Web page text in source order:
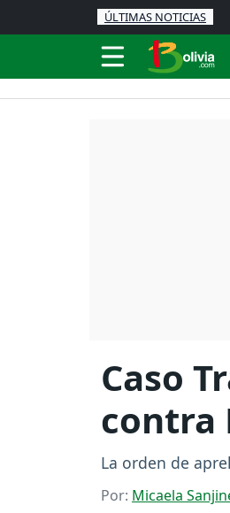
ÚLTIMAS NOTICIAS
Caso
contra
La orden de
Por: Micaela